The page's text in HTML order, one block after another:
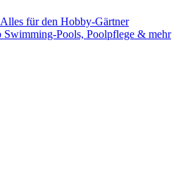
Alles für den Hobby-Gärtner
Swimming-Pools, Poolpflege & mehr